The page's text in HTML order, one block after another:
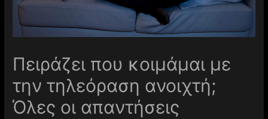
Πειράζει που κοιμάμαι με
την τηλεόραση ανοιχτή;
Όλες οι απαντήσεις